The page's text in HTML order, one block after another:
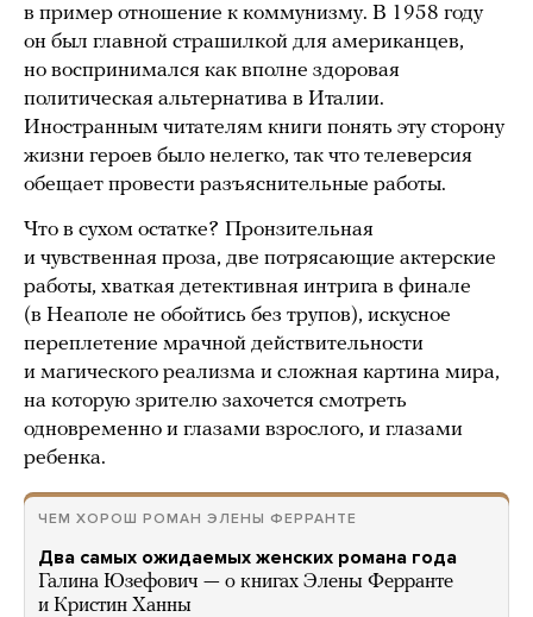
в пример отношение к коммунизму. В 1958 году
он был главной страшилкой для американцев,
но воспринимался как вполне здоровая
политическая альтернатива в Италии.
Иностранным читателям книги понять эту сторону
жизни героев было нелегко, так что телеверсия
обещает провести разъяснительные работы.
Что в сухом остатке? Пронзительная
и чувственная проза, две потрясающие актерские
работы, хваткая детективная интрига в финале
(в Неаполе не обойтись без трупов), искусное
переплетение мрачной действительности
и магического реализма и сложная картина мира,
на которую зрителю захочется смотреть
одновременно и глазами взрослого, и глазами
ребенка.
ЧЕМ ХОРОШ РОМАН ЭЛЕНЫ ФЕРРАНТЕ
Два самых ожидаемых женских романа года
Галина Юзефович — о книгах Элены Ферранте
и Кристин Ханны